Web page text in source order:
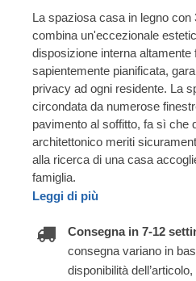
La spaziosa casa in legno
combina un'eccezionale
disposizione interna altamente
sapientemente pianificata,
privacy ad ogni residente. La
circondata da numerose
pavimento al soffitto, fa sì che
architettonico meriti
alla ricerca di una casa
famiglia.
Leggi di più
Consegna in 7-12
consegna variano in
disponibilità